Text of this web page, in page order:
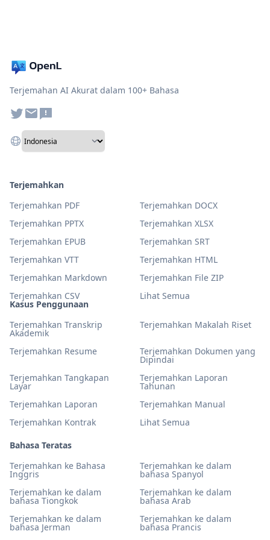
Terjemahan AI Akurat dalam 100+ Bahasa
Kasus Penggunaan
Terjemahkan Transkrip
Akademik
Terjemahkan Makalah Riset
Terjemahkan Resume Terjemahkan Dokumen yang
Dipindai
Terjemahkan Tangkapan
Layar
Terjemahkan Laporan
Tahunan
Terjemahkan Laporan
Terjemahkan Manual
Terjemahkan Kontrak
Lihat Semua
Bahasa Teratas
Terjemahkan ke Bahasa
Inggris
Terjemahkan ke dalam
bahasa Spanyol
Terjemahkan ke dalam
bahasa Tiongkok
Terjemahkan ke dalam
bahasa Arab
Terjemahkan ke dalam
bahasa Jerman
Terjemahkan ke dalam
bahasa Prancis
Terjemahkan
Terjemahkan PDF
Terjemahkan DOCX
Terjemahkan PPTX
Terjemahkan XLSX
Terjemahkan EPUB
Terjemahkan SRT
Terjemahkan VTT
Terjemahkan HTML
Terjemahkan Markdown
Terjemahkan File ZIP
Terjemahkan CSV
Lihat Semua